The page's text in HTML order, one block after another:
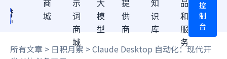
商
城
示
词
商
城
大
模
型
提
供
商
知
识
库
品
和
服
务
控
制
台
所有文章 > 日积月累 > Claude Desktop 自动化：现代开